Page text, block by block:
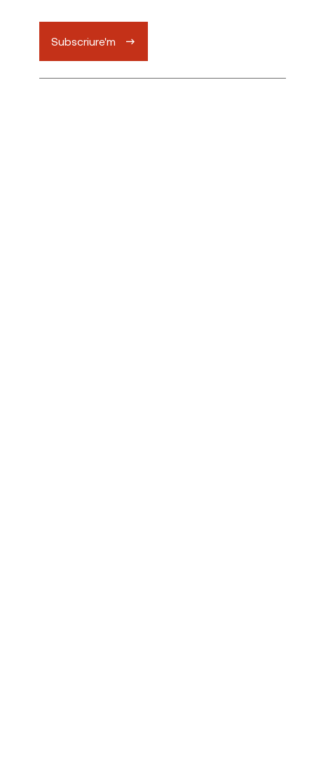
Subscriure'm